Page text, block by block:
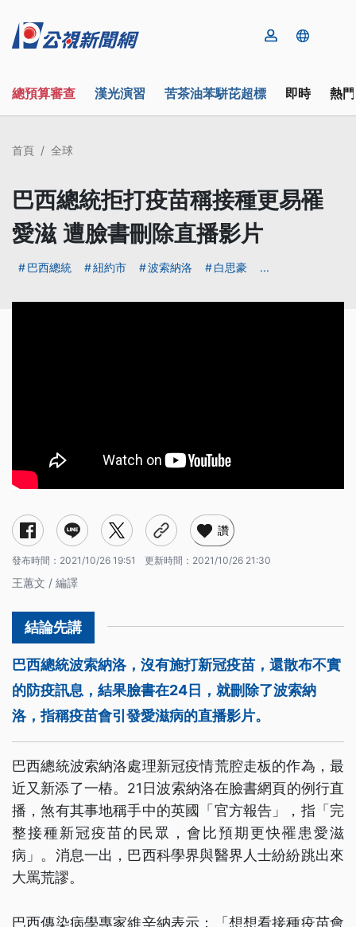
總預算審查 漢光演習 苦茶油苯駢芘超標 即時 熱
首頁 全球
巴西總統拒打疫苗稱接種更易罹
愛滋 遭臉書刪除直播影片
巴西總統 紐約市 波索納洛 白思豪 ...
讚
發布時間： 2021/10/26 19:51 更新時間： 2021/10/26 21:30
王蕙文 / 編譯
巴西總統波索納洛，沒有施打新冠疫苗，還散布不實
的防疫訊息，結果臉書在24日，就刪除了波索納
洛，指稱疫苗會引發愛滋病的直播影片。
巴西總統波索納洛處理新冠疫情荒腔走板的作為，最
近又新添了一樁。21日波索納洛在臉書網頁的例行直
播，煞有其事地稱手中的英國「官方報告」，指「完
整接種新冠疫苗的民眾，會比預期更快罹患愛滋
病」。消息一出，巴西科學界與醫界人士紛紛跳出來
大罵荒謬。
巴西傳染病學專家維辛納表示：「想想看接種疫苗會